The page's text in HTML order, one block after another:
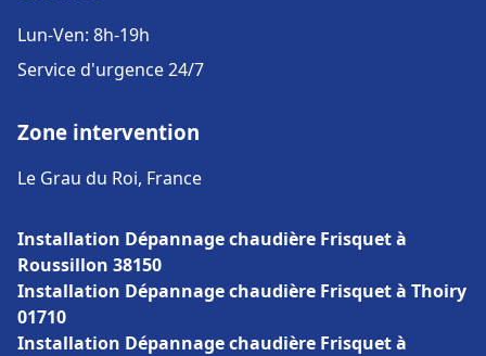
Lun-Ven: 8h-19h
Service d'urgence 24/7
Zone intervention
Le Grau du Roi, France
Installation Dépannage chaudière Frisquet à
Roussillon 38150
Installation Dépannage chaudière Frisquet à Thoiry
01710
Installation Dépannage chaudière Frisquet à